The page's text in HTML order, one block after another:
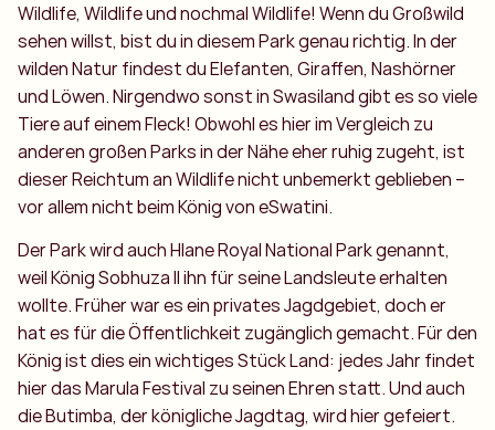
Wildlife, Wildlife und nochmal Wildlife! Wenn du Großwild
sehen willst, bist du in diesem Park genau richtig. In der
wilden Natur findest du Elefanten, Giraffen, Nashörner
und Löwen. Nirgendwo sonst in Swasiland gibt es so viele
Tiere auf einem Fleck! Obwohl es hier im Vergleich zu
anderen großen Parks in der Nähe eher ruhig zugeht, ist
dieser Reichtum an Wildlife nicht unbemerkt geblieben –
vor allem nicht beim König von eSwatini.
Der Park wird auch Hlane Royal National Park genannt,
weil König Sobhuza II ihn für seine Landsleute erhalten
wollte. Früher war es ein privates Jagdgebiet, doch er
hat es für die Öffentlichkeit zugänglich gemacht. Für den
König ist dies ein wichtiges Stück Land: jedes Jahr findet
hier das Marula Festival zu seinen Ehren statt. Und auch
die Butimba, der königliche Jagdtag, wird hier gefeiert.